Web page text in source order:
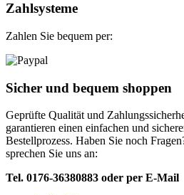
Zahlsysteme
Zahlen Sie bequem per:
Sicher und bequem shoppen
Geprüfte Qualität und
garantieren einen einfachen und
Bestellprozess. Haben Sie noch
sprechen Sie uns an:
Tel. 0176-36380883 oder per E-Mail